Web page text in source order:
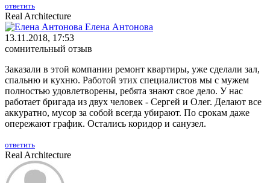
ответить
Real Architecture
Елена Антонова
13.11.2018, 17:53
сомнительный отзыв
Заказали в этой компании ремонт квартиры, уже сделали зал,
спальню и кухню. Работой этих специалистов мы с мужем
полностью удовлетворены, ребята знают свое дело. У нас
работает бригада из двух человек - Сергей и Олег. Делают все
аккуратно, мусор за собой всегда убирают. По срокам даже
опережают график. Остались коридор и санузел.
ответить
Real Architecture